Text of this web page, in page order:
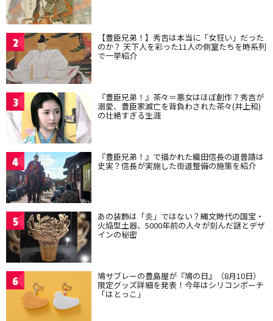
2 【豊臣兄弟！】秀吉は本当に「女狂い」だった
のか？ 天下人を彩った11人の側室たちを時系列
で一挙紹介
3 『豊臣兄弟！』茶々＝悪女はほぼ創作？秀吉が
溺愛、豊臣家滅亡を背負わされた茶々(井上和)
の壮絶すぎる生涯
4 『豊臣兄弟！』で描かれた織田信長の道普請は
史実？信長が実施した街道整備の施策を紹介
5 あの装飾は「炎」ではない？縄文時代の国宝・
火焔型土器、5000年前の人々が刻んだ謎とデザ
インの秘密
6 鳩サブレーの豊島屋が『鳩の日』（8月10日）
限定グッズ詳細を発表！今年はシリコンポーチ
「はとっこ」